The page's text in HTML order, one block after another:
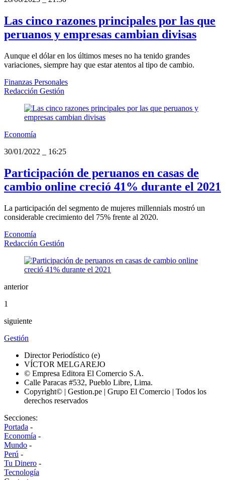
Las cinco razones principales por las que
peruanos y empresas cambian divisas
Aunque el dólar en los últimos meses no ha tenido grandes
variaciones, siempre hay que estar atentos al tipo de cambio.
Finanzas Personales
Redacción Gestión
Economía
30/01/2022
16:25
Participación de peruanos en casas de
cambio online creció 41% durante el 2021
La participación del segmento de mujeres millennials mostró un
considerable crecimiento del 75% frente al 2020.
Economía
Redacción Gestión
anterior
1
siguiente
Gestión
Director Periodístico (e)
VÍCTOR MELGAREJO
© Empresa Editora El Comercio S.A.
Calle Paracas #532, Pueblo Libre, Lima.
Copyright© | Gestion.pe | Grupo El Comercio | Todos los
derechos reservados
Secciones:
Portada -
Economía -
Mundo -
Perú -
Tu Dinero -
Tecnología